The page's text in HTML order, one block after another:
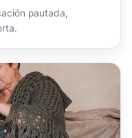
pautada,